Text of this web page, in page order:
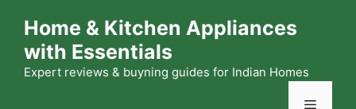
content
Home & Kitchen Appliances
with Essentials
Expert reviews & buyning guides for Indian Homes
Menu